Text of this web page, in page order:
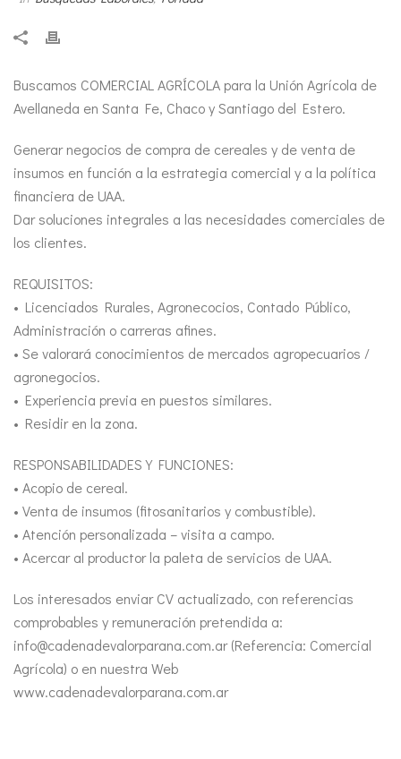
Buscamos COMERCIAL AGRÍCOLA para la Unión Agrícola de
Avellaneda en Santa Fe, Chaco y Santiago del Estero.
Generar negocios de compra de cereales y de venta de
insumos en función a la estrategia comercial y a la política
financiera de UAA.
Dar soluciones integrales a las necesidades comerciales de
los clientes.
REQUISITOS:
• Licenciados Rurales, Agronecocios, Contado Público,
Administración o carreras afines.
• Se valorará conocimientos de mercados agropecuarios /
agronegocios.
• Experiencia previa en puestos similares.
• Residir en la zona.
RESPONSABILIDADES Y FUNCIONES:
• Acopio de cereal.
• Venta de insumos (fitosanitarios y combustible).
• Atención personalizada – visita a campo.
• Acercar al productor la paleta de servicios de UAA.
Los interesados enviar CV actualizado, con referencias
comprobables y remuneración pretendida a:
info@cadenadevalorparana.com.ar (Referencia: Comercial
Agrícola) o en nuestra Web
www.cadenadevalorparana.com.ar